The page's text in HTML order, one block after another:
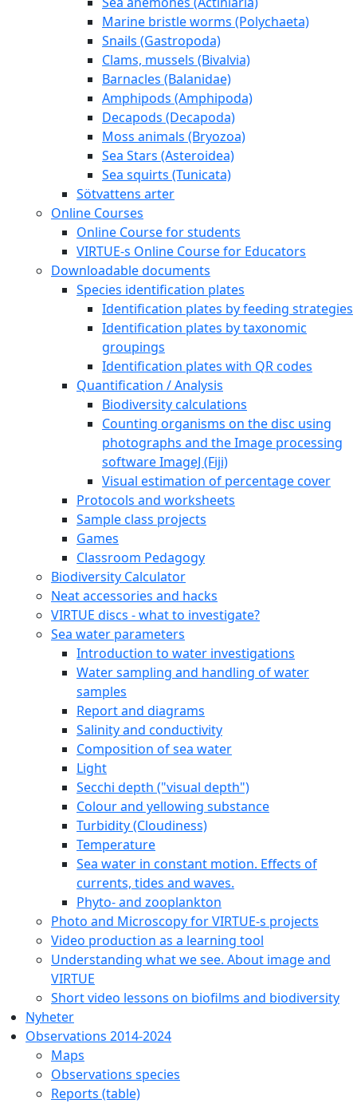
Marine bristle worms (Polychaeta)
Snails (Gastropoda)
Clams, mussels (Bivalvia)
Barnacles (Balanidae)
Amphipods (Amphipoda)
Decapods (Decapoda)
Moss animals (Bryozoa)
Sea Stars (Asteroidea)
Sea squirts (Tunicata)
Sötvattens arter
Online Courses
Online Course for students
VIRTUE-s Online Course for Educators
Downloadable documents
Species identification plates
Identification plates by feeding strategies
Identification plates by taxonomic
groupings
Identification plates with QR codes
Quantification / Analysis
Biodiversity calculations
Counting organisms on the disc using
photographs and the Image processing
software ImageJ (Fiji)
Visual estimation of percentage cover
Protocols and worksheets
Sample class projects
Games
Classroom Pedagogy
Biodiversity Calculator
Neat accessories and hacks
VIRTUE discs - what to investigate?
Sea water parameters
Introduction to water investigations
Water sampling and handling of water
samples
Report and diagrams
Salinity and conductivity
Composition of sea water
Light
Secchi depth ("visual depth")
Colour and yellowing substance
Turbidity (Cloudiness)
Temperature
Sea water in constant motion. Effects of
currents, tides and waves.
Phyto- and zooplankton
Photo and Microscopy for VIRTUE-s projects
Video production as a learning tool
Understanding what we see. About image and
VIRTUE
Short video lessons on biofilms and biodiversity
Nyheter
Observations 2014-2024
Maps
Observations species
Reports (table)